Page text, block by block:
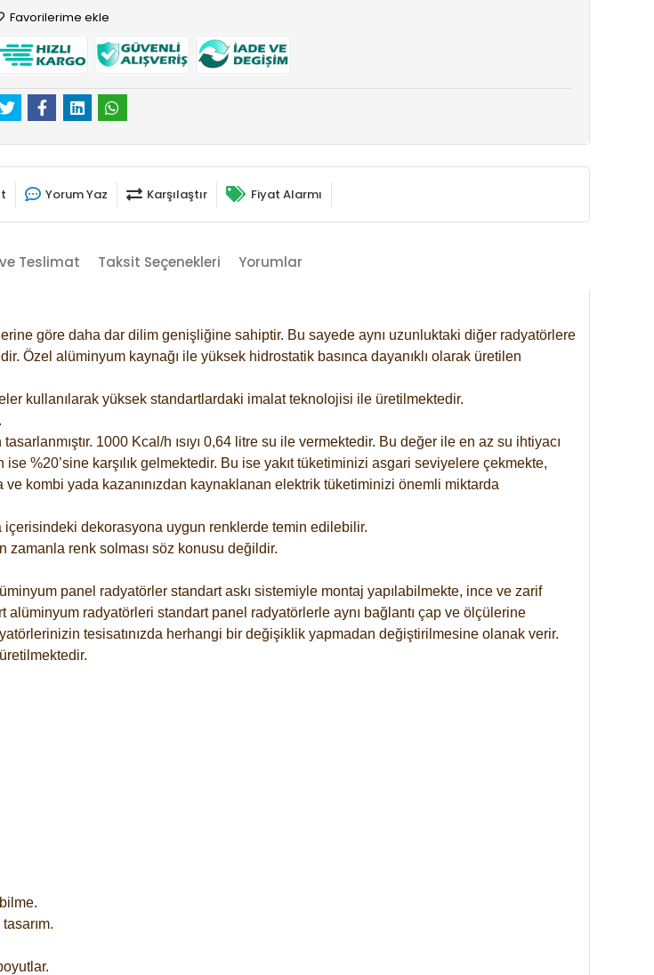
Favorilerime ekle
Yorum Yaz Karşılaştır Fiyat Alarmı
Teslimat Taksit Seçenekleri Yorumlar
göre daha dar dilim genişliğine sahiptir. Bu sayede aynı uzunluktaki diğer radyatörlere
Özel alüminyum kaynağı ile yüksek hidrostatik basınca dayanıklı olarak üretilen
kullanılarak yüksek standartlardaki imalat teknolojisi ile üretilmektedir.
1000 Kcal/h ısıyı 0,64 litre su ile vermektedir. Bu değer ile en az su ihtiyacı
%20’sine karşılık gelmektedir. Bu ise yakıt tüketiminizi asgari seviyelere çekmekte,
ve kombi yada kazanınızdan kaynaklanan elektrik tüketiminizi önemli miktarda
dekorasyona uygun renklerde temin edilebilir.
zamanla renk solması söz konusu değildir.
panel radyatörler standart askı sistemiyle montaj yapılabilmekte, ince ve zarif
alüminyum radyatörleri standart panel radyatörlerle aynı bağlantı çap ve ölçülerine
tesisatınızda herhangi bir değişiklik yapmadan değiştirilmesine olanak verir.